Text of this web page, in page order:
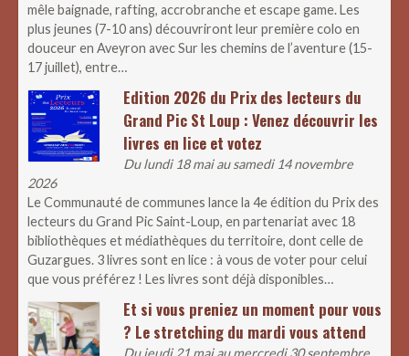
mêle baignade, rafting, accrobranche et escape game. Les
plus jeunes (7-10 ans) découvriront leur première colo en
douceur en Aveyron avec Sur les chemins de l’aventure (15-
17 juillet), entre…
Edition 2026 du Prix des lecteurs du
Grand Pic St Loup : Venez découvrir les
livres en lice et votez
Du lundi 18 mai au samedi 14 novembre
2026
Le Communauté de communes lance la 4e édition du Prix des
lecteurs du Grand Pic Saint-Loup, en partenariat avec 18
bibliothèques et médiathèques du territoire, dont celle de
Guzargues. 3 livres sont en lice : à vous de voter pour celui
que vous préférez ! Les livres sont déjà disponibles…
Et si vous preniez un moment pour vous
? Le stretching du mardi vous attend
Du jeudi 21 mai au mercredi 30 septembre